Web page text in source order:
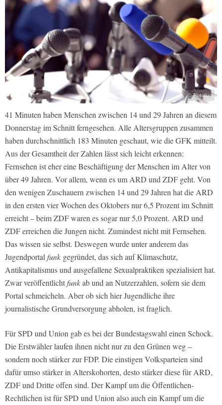
© Fotolia
41 Minuten haben Menschen zwischen 14 und 29 Jahren an diesem
Donnerstag im Schnitt ferngesehen. Alle Altersgruppen zusammen
haben durchschnittlich 183 Minuten geschaut, wie die GFK mitteilt.
Aus der Gesamtheit der Zahlen lässt sich leicht erkennen:
Fernsehen ist eher eine Beschäftigung der Menschen im Alter von
über 49 Jahren. Vor allem, wenn es um ARD und ZDF geht. Von
den wenigen Zuschauern zwischen 14 und 29 Jahren hat die ARD
in den ersten vier Wochen des Oktobers nur 6,5 Prozent im Schnitt
erreicht – beim ZDF waren es sogar nur 5,0 Prozent. ARD und
ZDF erreichen die Jungen nicht. Zumindest nicht mit Fernsehen.
Das wissen sie selbst. Deswegen wurde unter anderem das
Jugendportalfunk gegründet, das sich auf Klimaschutz,
Antikapitalismus und ausgefallene Sexualpraktiken spezialisiert hat.
Zwar veröffentlichtfunkab und an Nutzerzahlen, sofern sie dem
Portal schmeicheln. Aber ob sich hier Jugendliche ihre
journalistische Grundversorgung abholen, ist fraglich.
Für SPD und Union gab es bei der Bundestagswahl einen Schock.
Die Erstwähler laufen ihnen nicht nur zu den Grünen weg –
sondern noch stärker zur FDP. Die einstigen Volksparteien sind
dafür umso stärker in Alterskohorten, desto stärker diese für ARD,
ZDF und Dritte offen sind. Der Kampf um die Öffentlichen-
Rechtlichen ist für SPD und Union also auch ein Kampf um die